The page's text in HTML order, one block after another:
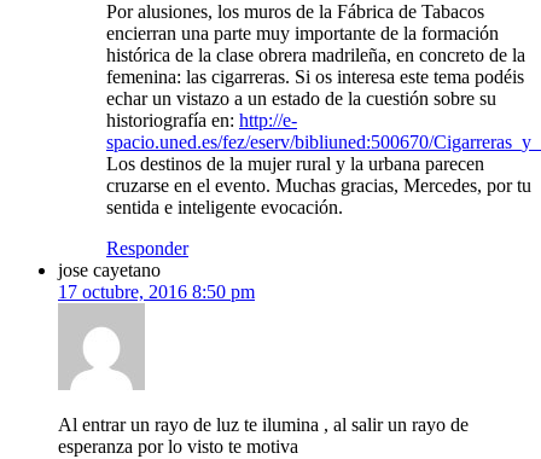
Por alusiones, los muros de la Fábrica de Tabacos
encierran una parte muy importante de la formación
histórica de la clase obrera madrileña, en concreto de la
femenina: las cigarreras. Si os interesa este tema podéis
echar un vistazo a un estado de la cuestión sobre su
historiografía en: http://e-
spacio.uned.es/fez/eserv/bibliuned:500670/
Los destinos de la mujer rural y la urbana parecen
cruzarse en el evento. Muchas gracias, Mercedes, por tu
sentida e inteligente evocación.
Responder
jose cayetano
17 octubre, 2016 8:50 pm
Al entrar un rayo de luz te ilumina , al salir un rayo de
esperanza por lo visto te motiva